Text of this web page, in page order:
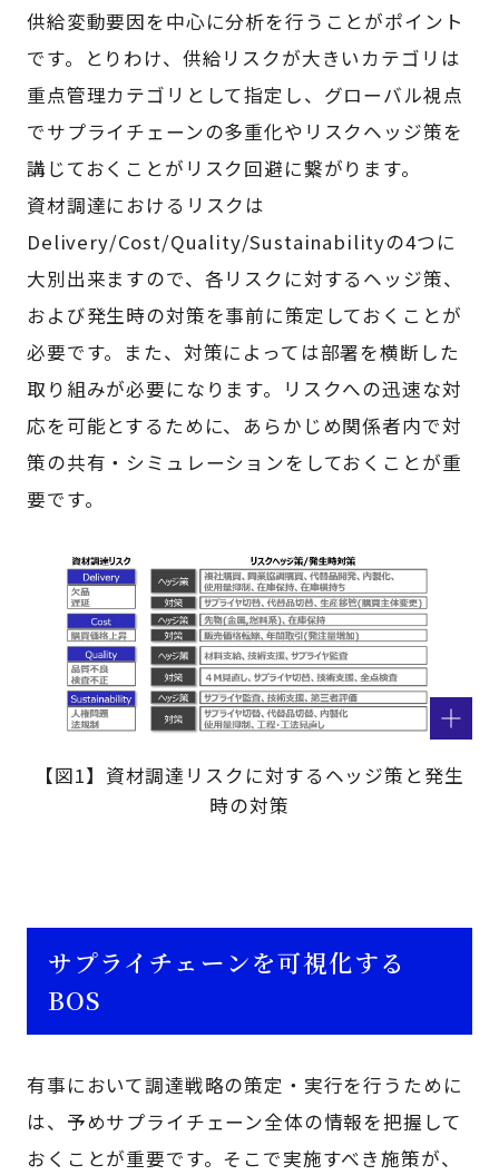
供給変動要因を中心に分析を行うことがポイント
です。とりわけ、供給リスクが大きいカテゴリは
重点管理カテゴリとして指定し、グローバル視点
でサプライチェーンの多重化やリスクヘッジ策を
講じておくことがリスク回避に繋がります。
資材調達におけるリスクは
Delivery/Cost/Quality/Sustainabilityの4つに
大別出来ますので、各リスクに対するヘッジ策、
および発生時の対策を事前に策定しておくことが
必要です。また、対策によっては部署を横断した
取り組みが必要になります。リスクへの迅速な対
応を可能とするために、あらかじめ関係者内で対
策の共有・シミュレーションをしておくことが重
要です。
【図1】資材調達リスクに対するヘッジ策と発生
時の対策
サプライチェーンを可視化する
BOS
有事において調達戦略の策定・実行を行うために
は、予めサプライチェーン全体の情報を把握して
おくことが重要です。そこで実施すべき施策が、